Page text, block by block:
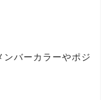
バーカラーやポジ